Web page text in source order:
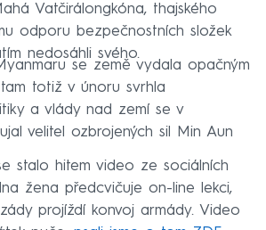
Vatčirálongkóna, thajského
odporu bezpečnostních složek
nedosáhli svého.
se země vydala opačným
totiž v únoru svrhla
a vlády nad zemí se v
velitel ozbrojených sil Min Aun
stalo hitem video ze sociálních
žena předcvičuje on-line lekci,
projíždí konvoj armády. Video